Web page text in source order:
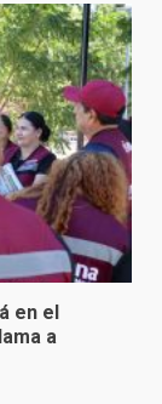
en el
a